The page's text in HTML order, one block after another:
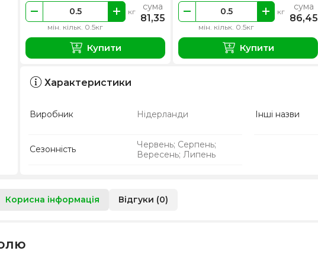
мін. кільк. 0.5кг
кг сума
81,35
Купити
мін. кільк. 0.5кг
кг сума
86,45
Купити
Характеристики
Виробник Нідерланди Інші назви
Сезонність
Червень; Серпень;
Вересень; Липень
Корисна інформація Відгуки (0)